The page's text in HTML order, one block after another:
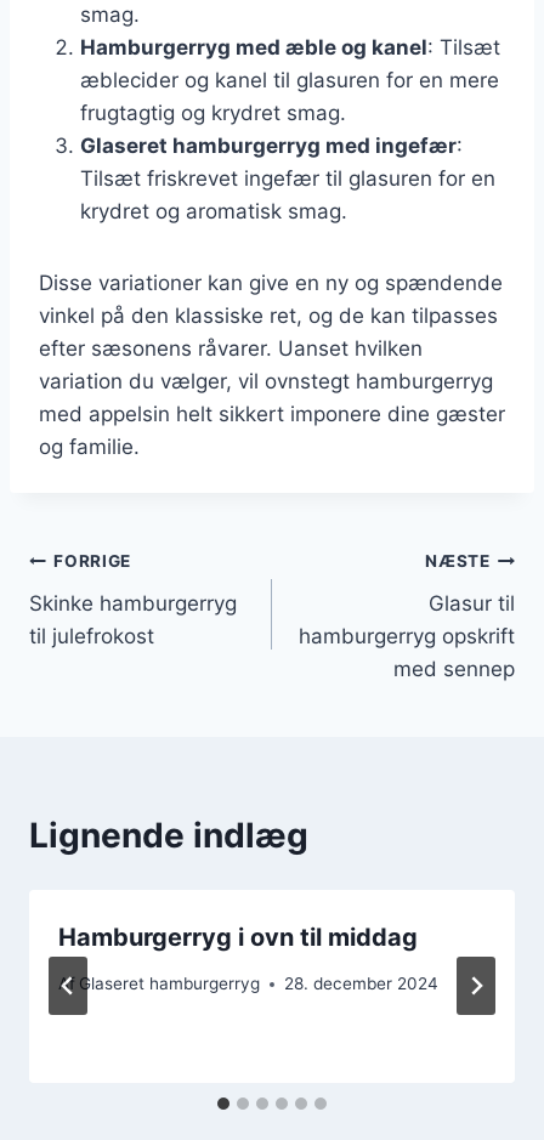
smag.
Hamburgerryg med æble og kanel: Tilsæt
æblecider og kanel til glasuren for en mere
frugtagtig og krydret smag.
Glaseret hamburgerryg med ingefær:
Tilsæt friskrevet ingefær til glasuren for en
krydret og aromatisk smag.
Disse variationer kan give en ny og spændende
vinkel på den klassiske ret, og de kan tilpasses
efter sæsonens råvarer. Uanset hvilken
variation du vælger, vil ovnstegt hamburgerryg
med appelsin helt sikkert imponere dine gæster
og familie.
Indlægsnavigation
FORRIGE
Skinke hamburgerryg
til julefrokost
NÆSTE
Glasur til
hamburgerryg opskrift
med sennep
Lignende indlæg
Hamburgerryg i ovn til middag
Af Glaseret hamburgerryg 28. december 2024